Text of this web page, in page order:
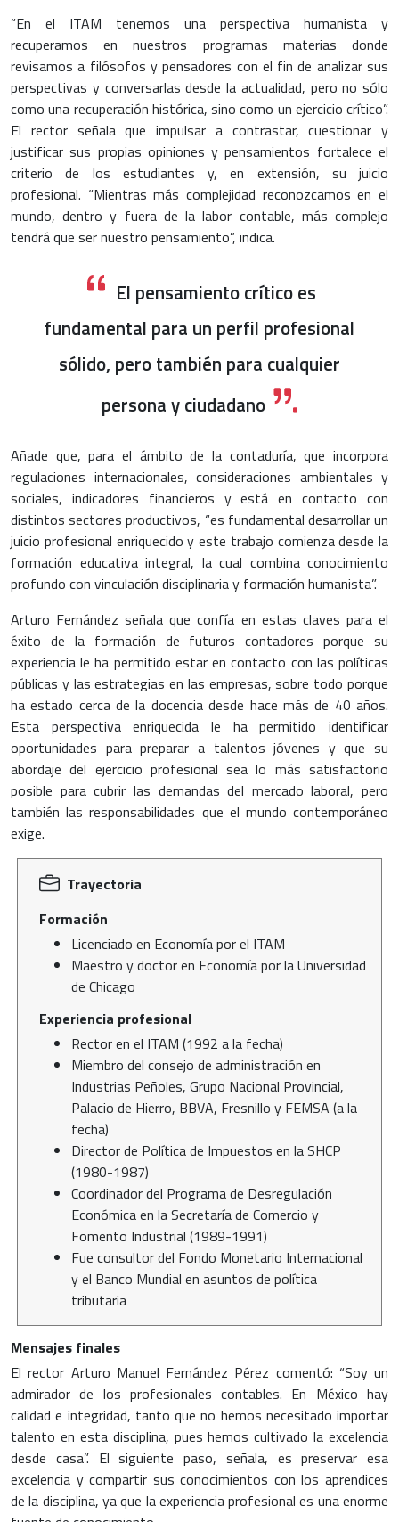
“En el ITAM tenemos una perspectiva humanista y
recuperamos en nuestros programas materias donde
revisamos a filósofos y pensadores con el fin de analizar sus
perspectivas y conversarlas desde la actualidad, pero no sólo
como una recuperación histórica, sino como un ejercicio crítico”.
El rector señala que impulsar a contrastar, cuestionar y
justificar sus propias opiniones y pensamientos fortalece el
criterio de los estudiantes y, en extensión, su juicio
profesional. “Mientras más complejidad reconozcamos en el
mundo, dentro y fuera de la labor contable, más complejo
tendrá que ser nuestro pensamiento”, indica.
El pensamiento crítico es
fundamental para un perfil profesional
sólido, pero también para cualquier
persona y ciudadano
Añade que, para el ámbito de la contaduría, que incorpora
regulaciones internacionales, consideraciones ambientales y
sociales, indicadores financieros y está en contacto con
distintos sectores productivos, “es fundamental desarrollar un
juicio profesional enriquecido y este trabajo comienza desde la
formación educativa integral, la cual combina conocimiento
profundo con vinculación disciplinaria y formación humanista”.
Arturo Fernández señala que confía en estas claves para el
éxito de la formación de futuros contadores porque su
experiencia le ha permitido estar en contacto con las políticas
públicas y las estrategias en las empresas, sobre todo porque
ha estado cerca de la docencia desde hace más de 40 años.
Esta perspectiva enriquecida le ha permitido identificar
oportunidades para preparar a talentos jóvenes y que su
abordaje del ejercicio profesional sea lo más satisfactorio
posible para cubrir las demandas del mercado laboral, pero
también las responsabilidades que el mundo contemporáneo
exige.
Trayectoria
Formación
Licenciado en Economía por el ITAM
Maestro y doctor en Economía por la Universidad
de Chicago
Experiencia profesional
Rector en el ITAM (1992 a la fecha)
Miembro del consejo de administración en
Industrias Peñoles, Grupo Nacional Provincial,
Palacio de Hierro, BBVA, Fresnillo y FEMSA (a la
fecha)
Director de Política de Impuestos en la SHCP
(1980-1987)
Coordinador del Programa de Desregulación
Económica en la Secretaría de Comercio y
Fomento Industrial (1989-1991)
Fue consultor del Fondo Monetario Internacional
y el Banco Mundial en asuntos de política
tributaria
Mensajes finales
El rector Arturo Manuel Fernández Pérez comentó: “Soy un
admirador de los profesionales contables. En México hay
calidad e integridad, tanto que no hemos necesitado importar
talento en esta disciplina, pues hemos cultivado la excelencia
desde casa”. El siguiente paso, señala, es preservar esa
excelencia y compartir sus conocimientos con los aprendices
de la disciplina, ya que la experiencia profesional es una enorme